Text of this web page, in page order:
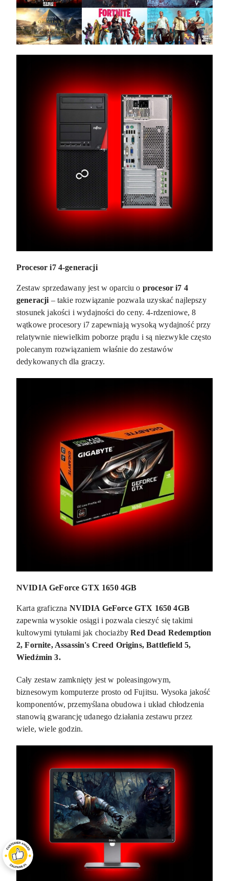
Procesor i7 4-generacji
Zestaw sprzedawany jest w oparciu o procesor i7 4
generacji – takie rozwiązanie pozwala uzyskać najlepszy
stosunek jakości i wydajności do ceny. 4-rdzeniowe, 8
wątkowe procesory i7 zapewniają wysoką wydajność przy
relatywnie niewielkim poborze prądu i są niezwykle często
polecanym rozwiązaniem właśnie do zestawów
dedykowanych dla graczy.
NVIDIA GeForce GTX 1650 4GB
Karta graficzna NVIDIA GeForce GTX 1650 4GB
zapewnia wysokie osiągi i pozwala cieszyć się takimi
kultowymi tytułami jak chociażbyRed Dead Redemption
2, Fornite, Assassin's Creed Origins, Battlefield 5,
Wiedźmin 3.
Cały zestaw zamknięty jest w poleasingowym,
biznesowym komputerze prosto od Fujitsu. Wysoka jakość
komponentów, przemyślana obudowa i układ chłodzenia
stanowią gwarancję udanego działania zestawu przez
wiele, wiele godzin.